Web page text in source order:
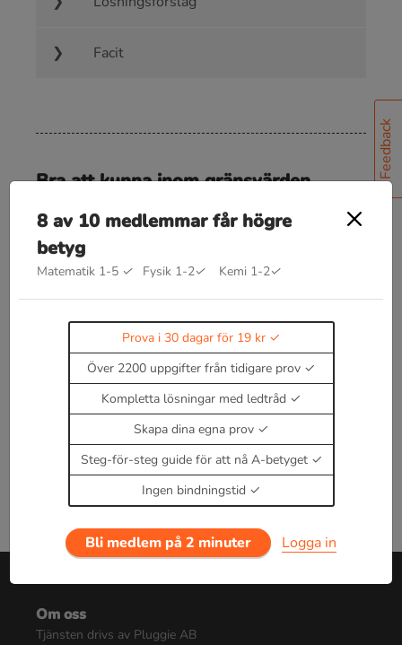
Feedback
Facit
Bra att kunna inom gränsvärden
funktionens värde när dess argument kommer
tillräckligt nära en viss punkt eller växer sig
oändligt (eller tillräckligt) stora.
Läs teori om gränsvärden
Enbart medlemmar kan kommentera.Prova i 30
dagar för 19 kr.
ellerBli medlem nu
8 av 10 medlemmar får högre
betyg
Matematik 1-5 ✓ Fysik 1-2✓ Kemi 1-2✓
Prova i 30 dagar för 19 kr
Över 2200 uppgifter från tidigare prov
Kompletta lösningar med ledtråd
Skapa dina egna prov
Steg-för-steg guide för att nå A-betyget
Ingen bindningstid
Bli medlem på 2 minuter Logga in
Om oss
Tjänsten drivs av Pluggie AB